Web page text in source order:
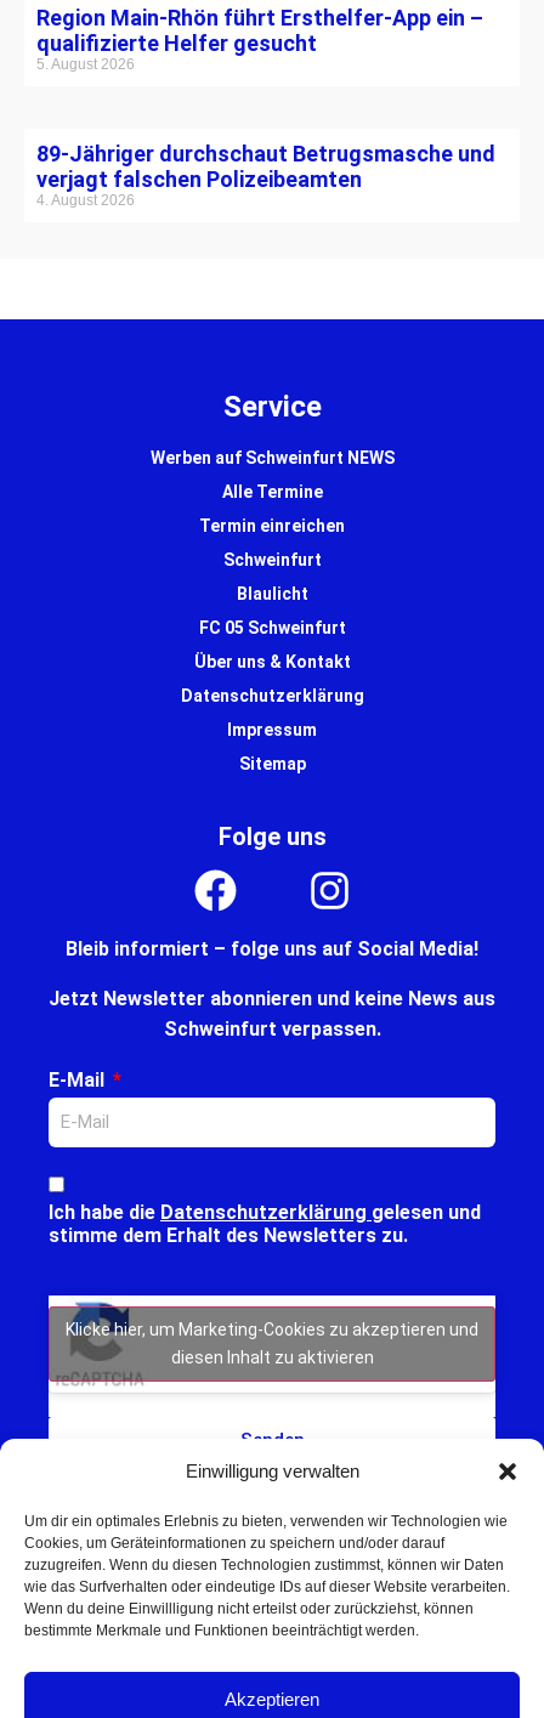
Einwilligung verwalten
Um dir ein optimales Erlebnis zu bieten, verwenden wir Technologien wie
Cookies, um Geräteinformationen zu speichern und/oder darauf
zuzugreifen. Wenn du diesen Technologien zustimmst, können wir Daten
wie das Surfverhalten oder eindeutige IDs auf dieser Website verarbeiten.
Wenn du deine Einwillligung nicht erteilst oder zurückziehst, können
bestimmte Merkmale und Funktionen beeinträchtigt werden.
Akzeptieren
Region Main-Rhön führt Ersthelfer-App ein –
qualifizierte Helfer gesucht
5. August 2026
89-Jähriger durchschaut Betrugsmasche und
verjagt falschen Polizeibeamten
4. August 2026
Service
Werben auf Schweinfurt NEWS
Alle Termine
Termin einreichen
Schweinfurt
Blaulicht
FC 05 Schweinfurt
Über uns & Kontakt
Datenschutzerklärung
Impressum
Sitemap
Schweinfurt NEWS – Aktuelle Nachrichten,
Umgebung.
Folge uns
Bleib informiert – folge uns auf Social Media!
Jetzt Newsletter abonnieren und keine News aus
Schweinfurt verpassen.
E-Mail
Ich habe die Datenschutzerklärung gelesen und
stimme dem Erhalt des Newsletters zu.
Klicke hier, um Marketing-Cookies zu akzeptieren und
diesen Inhalt zu aktivieren
Senden